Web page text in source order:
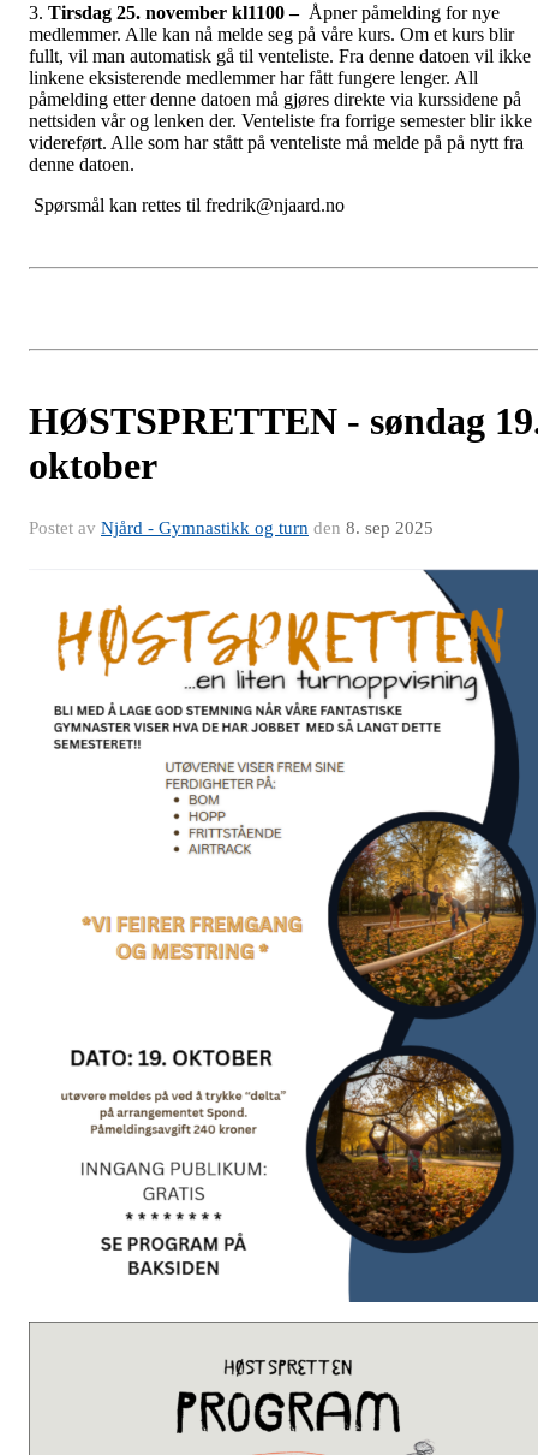
3. Tirsdag 25. november kl1100 – Åpner påmelding for nye
medlemmer. Alle kan nå melde seg på våre kurs. Om et kurs blir
fullt, vil man automatisk gå til venteliste. Fra denne datoen vil ikke
linkene eksisterende medlemmer har fått fungere lenger. All
påmelding etter denne datoen må gjøres direkte via kurssidene på
nettsiden vår og lenken der. Venteliste fra forrige semester blir ikke
videreført. Alle som har stått på venteliste må melde på på nytt fra
denne datoen.
Spørsmål kan rettes til fredrik@njaard.no
HØSTSPRETTEN - søndag
oktober
Postet av Njård - Gymnastikk og turn den 8. sep 2025